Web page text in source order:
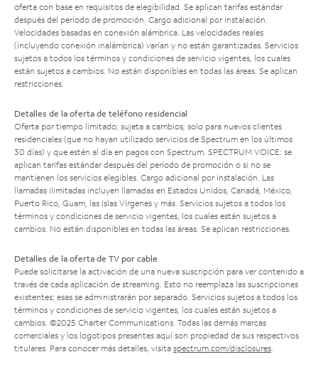
oferta con base en requisitos de elegibilidad. Se aplican tarifas estándar
después del período de promoción. Cargo adicional por instalación.
Velocidades basadas en conexión alámbrica. Las velocidades reales
(incluyendo conexión inalámbrica) varían y no están garantizadas. Servicios
sujetos a todos los términos y condiciones de servicio vigentes, los cuales
están sujetos a cambios. No están disponibles en todas las áreas. Se aplican
restricciones.
Detalles de la oferta de teléfono residencial
Oferta por tiempo limitado; sujeta a cambios; solo para nuevos clientes
residenciales (que no hayan utilizado servicios de Spectrum en los últimos
30 días) y que estén al día en pagos con Spectrum. SPECTRUM VOICE: se
aplican tarifas estándar después del período de promoción o si no se
mantienen los servicios elegibles. Cargo adicional por instalación. Las
llamadas ilimitadas incluyen llamadas en Estados Unidos, Canadá, México,
Puerto Rico, Guam, las Islas Vírgenes y más. Servicios sujetos a todos los
términos y condiciones de servicio vigentes, los cuales están sujetos a
cambios. No están disponibles en todas las áreas. Se aplican restricciones.
Detalles de la oferta de TV por cable
Puede solicitarse la activación de una nueva suscripción para ver contenido a
través de cada aplicación de streaming. Esto no reemplaza las suscripciones
existentes; esas se administrarán por separado. Servicios sujetos a todos los
términos y condiciones de servicio vigentes, los cuales están sujetos a
cambios. ©2025 Charter Communications. Todas las demás marcas
comerciales y los logotipos presentes aquí son propiedad de sus respectivos
titulares. Para conocer más detalles, visita spectrum.com/disclosures